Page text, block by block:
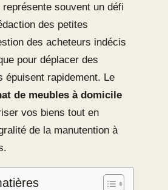
souvent un défi
des petites
des acheteurs indécis
pour déplacer des
épuisent rapidement. Le
de meubles à domicile
vos biens tout en
de la manutention à